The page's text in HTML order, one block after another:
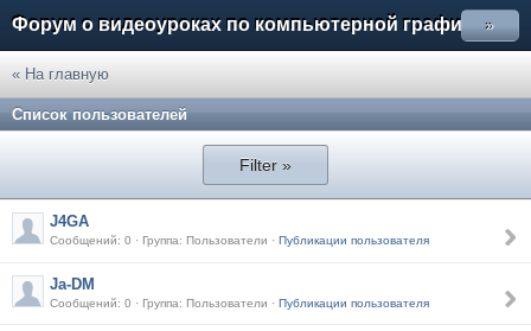
Форум о видеоуроках по компьютерной графике »
« На главную
Список пользователей
Filter »
J4GA
Сообщений: 0 · Группа: Пользователи · Публикации пользователя
Ja-DM
Сообщений: 0 · Группа: Пользователи · Публикации пользователя